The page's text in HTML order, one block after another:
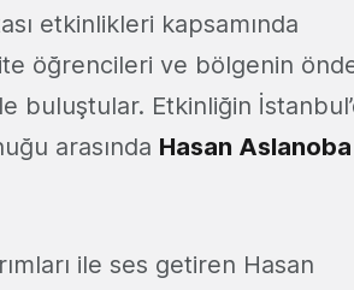
etkinlikleri kapsamında
öğrencileri ve bölgenin
buluştular. Etkinliğin
arasında Hasan Aslanoba
ile ses getiren Hasan